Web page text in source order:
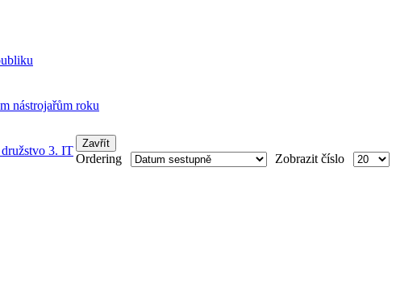
nástrojařům roku
3. IT
Zavřít
Ordering
Zobrazit číslo